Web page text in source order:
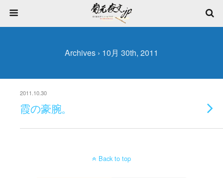
Archives › 10月 30th, 2011
2011.10.30
霞の豪腕。
Back to top